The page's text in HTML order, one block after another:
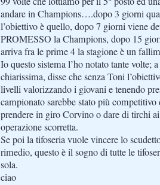
andare in Champions….dopo 3 giorni
l’obiettivo è quello, dopo 7 giorni viene
PROMESSO la Champions, dopo 15
arriva fra le prime 4 la stagione è un
Io questo sistema l’ho notato tante volte;
chiarissima, disse che senza Toni
livelli valorizzando i giovani e tenendo
campionato sarebbe stato più
prendere in giro Corvino o dare di tirchi
operazione scorretta.
Se poi la tifoseria vuole vincere lo
rimedio, questo è il sogno di tutte le
sola.
ciao